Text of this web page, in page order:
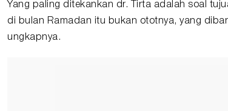
Yang paling ditekankan dr. Tirta adalah soal
di bulan Ramadan itu bukan ototnya, yang
ungkapnya.